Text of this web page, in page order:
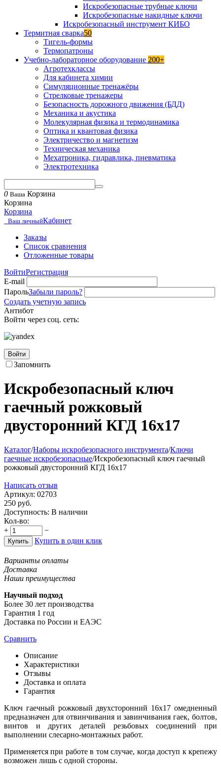
Искробезопасные трубные ключи
Искробезопасные накидные ключи
Искробезопасный инструмент КИБО
Термитная сварка50
Тигель-формы
Термопатроны
Учебно-лабораторное оборудование 200+
Агротехклассы
Для кабинета химии
Симуляционные тренажёры
Стрелковые тренажеры
Безопасность дорожного движения (БДД)
Механика и акустика
Молекулярная физика и термодинамика
Оптика и квантовая физика
Электричество и магнетизм
Техническая механика
Мехатроника, гидравлика, пневматика
Электротехника
0 Ваша Корзина
Корзина
Корзина
Ваш личныйКабинет
Заказы
Список сравнения
Отложенные товары
ВойтиРегистрация
E-mail
ПарольЗабыли пароль?
Создать учетную запись
Антибот
Войти через соц. сеть:
Войти
Запомнить
Искробезопасный ключ
гаечный рожковый
двусторонний КГД 16х17
Каталог/Наборы искробезопасного инструмента/Ключи
гаечные искробезопасные/Искробезопасный ключ гаечный
рожковый двусторонний КГД 16х17
Написать отзыв
Артикул: 02703
250 руб.
Доступность: В наличии
Кол-во:
+
−
Купить Купить в один клик
Варианты оплаты
Доставка
Наши преимущества
Научный подход
Более 30 лет производства
Гарантия 1 год
Доставка по России и ЕАЭС
Сравнить
Описание
Характеристики
Отзывы
Доставка и оплата
Гарантия
Ключ гаечный рожковый двухсторонний 16х17 омедненный
предназначен для отвинчивания и завинчивания гаек, болтов,
винтов и других деталей резьбовых соединений при
выполнении слесарно-монтажных работ.
Применяется при работе в том случае, когда доступ к крепежу
возможен лишь с одной стороны.